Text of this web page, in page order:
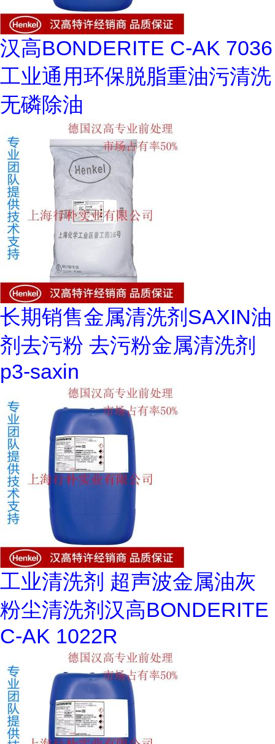
汉高BONDERITE C-AK 7036
工业通用环保脱脂重油污清洗
无磷除油
长期销售金属清洗剂SAXIN油
剂去污粉 去污粉金属清洗剂
p3-saxin
工业清洗剂 超声波金属油灰
粉尘清洗剂汉高BONDERITE
C-AK 1022R